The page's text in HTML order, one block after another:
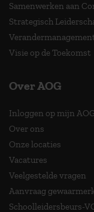
Samenwerken aan
Strategisch
Visie op de Toekomst
Over AOG
Inloggen op mijn
Over ons
Onze locaties
Vacatures
Veelgestelde vragen
Aanvraag
Schoolleidersbeurs-